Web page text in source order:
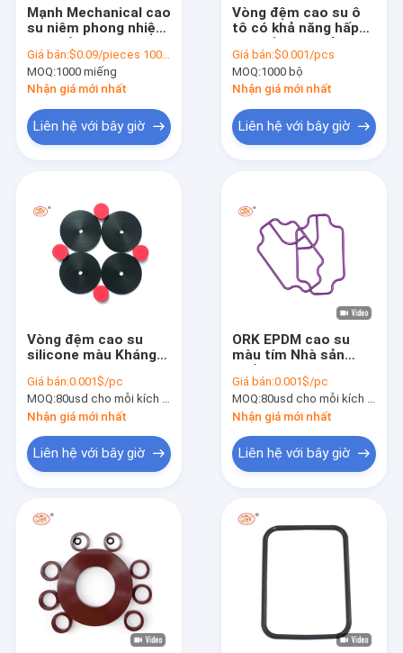
Nhà
Sản phẩm
Video
Mạnh Mechanical cao
su niêm phong nhiệt
silicone cao su quả
bóng
Giá bán:$0.09/pieces 1000-4999 pieces
MOQ:1000 miếng
Nhận giá mới nhất
Liên hệ với bây giờ
Vòng đệm cao su ô
tô có khả năng hấp
Giá bán:$0.001/pcs
MOQ:1000 bộ
Nhận giá mới nhất
Liên hệ với bây giờ
Vòng đệm cao su
silicone màu Kháng
Giá bán:0.001$/pc
MOQ:80usd cho mỗi kích thước sản phẩm silicone
Nhận giá mới nhất
Liên hệ với bây giờ
ORK EPDM cao su
màu tím Nhà sản
su ô tô cho bộ phận
ô tô
Giá bán:0.001$/pc
MOQ:80usd cho mỗi kích thước sản phẩm silicone
Nhận giá mới nhất
Liên hệ với bây giờ